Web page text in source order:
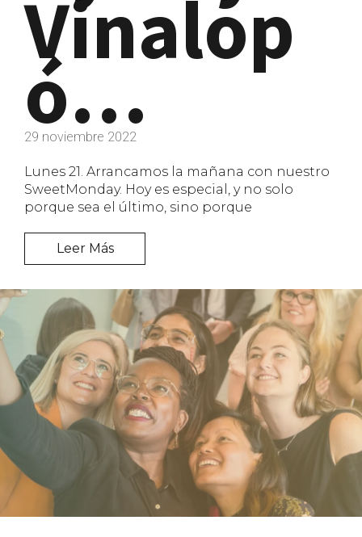
Vinalop
ó…
29 noviembre 2022
Lunes 21. Arrancamos la mañana con nuestro
SweetMonday. Hoy es especial, y no solo
porque sea el último, sino porque
Leer Más